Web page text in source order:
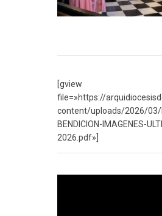
[gview
file=»https://
content/uploads/2026/03/
BENDICION-IMAGENES-
2026.pdf»]